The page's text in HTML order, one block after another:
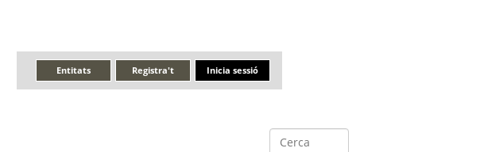
Inicia sessió
Registra't
Entitats